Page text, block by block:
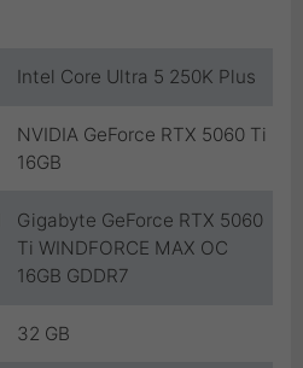
Intel Core Ultra 5 250K Plus
NVIDIA GeForce RTX 5060 Ti
16GB
Gigabyte GeForce RTX 5060
Ti WINDFORCE MAX OC
16GB GDDR7
32 GB